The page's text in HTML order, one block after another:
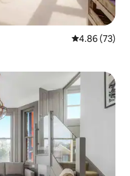
5 ರಲ್ಲಿ 4.86
4.86 (73)